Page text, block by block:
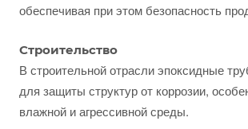
обеспечивая при этом безопасность
Строительство
В строительной отрасли эпоксидные
для защиты структур от коррозии,
влажной и агрессивной среды.